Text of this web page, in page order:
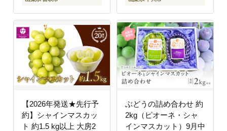
【2026年発送★先行予
約】シャインマスカッ
ト 約1.5 kg以上 大房2
ぶどうの詰め合わせ 約
2kg（ピオーネ・シャ
インマスカット）9月中